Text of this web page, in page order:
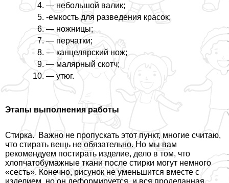
— небольшой валик;
-емкость для разведения красок;
— ножницы;
— перчатки;
— канцелярский нож;
— малярный скотч;
— утюг.
Этапы выполнения работы
Стирка. Важно не пропускать этот пункт, многие считаю,
что стирать вещь не обязательно. Но мы вам
рекомендуем постирать изделие, дело в том, что
хлопчатобумажные ткани после стирки могут немного
«сесть». Конечно, рисунок не уменьшится вместе с
изделием, но он деформируется, и вся проделанная